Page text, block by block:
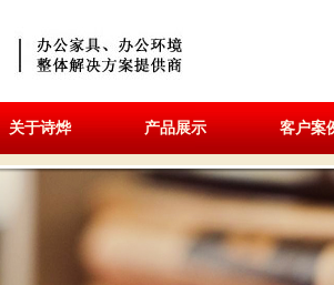
关于诗烨 产品展示 客户案